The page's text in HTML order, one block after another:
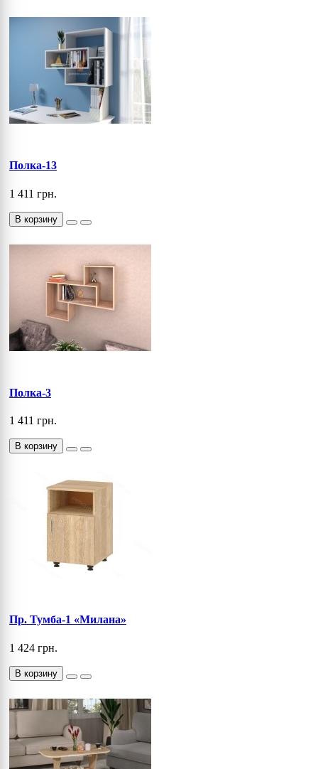
Полка-13
1 411 грн.
В корзину
Полка-3
1 411 грн.
В корзину
Пр. Тумба-1 «Милана»
1 424 грн.
В корзину